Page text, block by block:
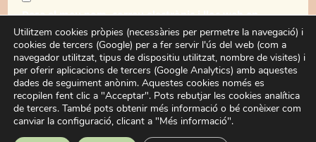
Desa el meu nom, correu electrònic i lloc web en
aquest navegador per a la pròxima vegada que
comenti.
Enviar
Utilitzem cookies pròpies (necessàries per permetre la navegació) i
cookies de tercers (Google) per a fer servir l'ús del web (com a
navegador utilitzat, tipus de dispositiu utilitzat, nombre de visites) i
per oferir aplicacions de tercers (Google Analytics) amb aquestes
dades de seguiment anònim. Aquestes cookies només es
recopilen fent clic a "Acceptar". Pots rebutjar les cookies analítica
de tercers. També pots obtenir més informació o bé conèixer com
canviar la configuració, clicant a "Més informació".